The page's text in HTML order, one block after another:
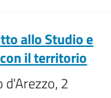
allo Studio e
il territorio
d'Arezzo, 2